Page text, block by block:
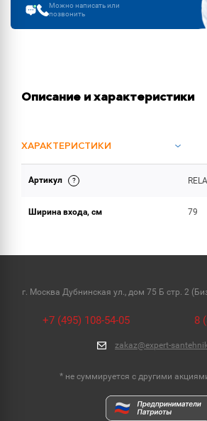
Можно написать или
позвонить
Описание и характеристики
ХАРАКТЕРИСТИКИ
ОБЪЕМ ПОСТАВКИ (2)
Артикул
Ширина входа, см 79
г. Москва Дубнинская ул., дом 75 Б стр. 2
+7 (495) 108-54-05 8
zakaz@expert-
* не суммируется с другими